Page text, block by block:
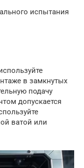
испытания
в замкнутых
подачу
допускается
ватой или